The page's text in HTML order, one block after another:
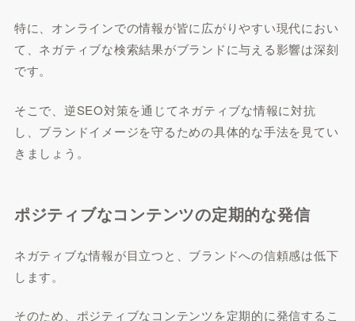
特に、オンラインでの情報が皆に広がりやすい現代におい
て、ネガティブな検索結果がブランドに与える影響は深刻
です。
そこで、逆SEO対策を通じてネガティブな情報に対抗
し、ブランドイメージを守るための具体的な手法を見てい
きましょう。
ポジティブなコンテンツの定期的な発信
ネガティブな情報が目立つと、ブランドへの信頼感は低下
します。
そのため、ポジティブなコンテンツを定期的に発信するこ